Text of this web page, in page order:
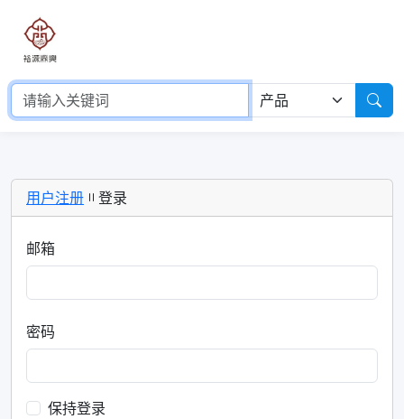
用户注册 登录
邮箱
密码
保持登录